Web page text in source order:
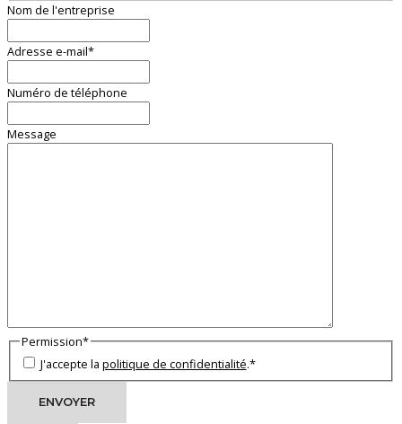
Nom de l'entreprise
Adresse e-mail*
Numéro de téléphone
Message
Permission*
J'accepte la politique de confidentialité.*